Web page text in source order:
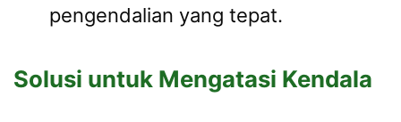
pengendalian yang tepat.
Solusi untuk Mengatasi Kendala